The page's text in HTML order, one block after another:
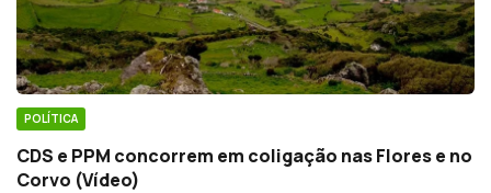
POLÍTICA
CDS e PPM concorrem em coligação nas Flores e no
Corvo (Vídeo)